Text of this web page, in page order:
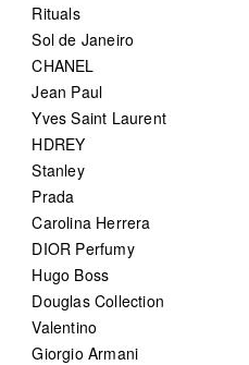
Rituals
Sol de Janeiro
CHANEL
Jean Paul
Yves Saint Laurent
HDREY
Stanley
Prada
Carolina Herrera
DIOR Perfumy
Hugo Boss
Douglas Collection
Valentino
Giorgio Armani